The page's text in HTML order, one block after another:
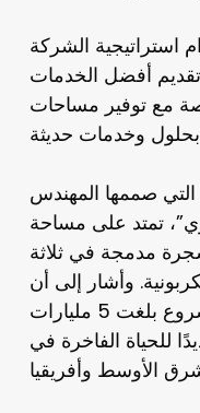
استراتيجية الشركة
تقديم أفضل الخدمات
مع توفير مساحات
التي صممها المهندس
تمتد على مساحة
فدان وتحتوي على 570 شجرة مدمجة في ثلاثة
وأشار إلى أن
إجمالي الاستثمارات في المشروع بلغت 5 مليارات
للحياة الفاخرة في